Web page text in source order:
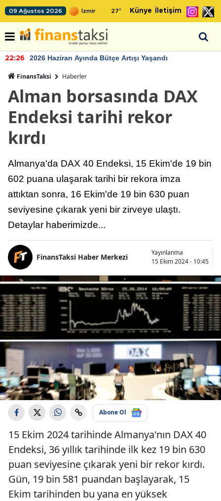
09 Ağustos 2026 27° Künye İletişim
22:26 2026 Haziran Ayında Bütçe Artışı Yaşandı
FinansTaksi Haberler
Alman borsasında DAX
Endeksi tarihi rekor
kırdı
Almanya'da DAX 40 Endeksi, 15 Ekim'de 19 bin
602 puana ulaşarak tarihi bir rekora imza
attıktan sonra, 16 Ekim'de 19 bin 630 puan
seviyesine çıkarak yeni bir zirveye ulaştı.
Detaylar haberimizde...
FinansTaksi Haber Merkezi
Yayınlanma
15 Ekim 2024 - 10:45
Abone Ol
15 Ekim 2024 tarihinde Almanya'nın DAX 40
Endeksi, 36 yıllık tarihinde ilk kez 19 bin 630
puan seviyesine çıkarak yeni bir rekor kırdı.
Gün, 19 bin 581 puandan başlayarak, 15
Ekim tarihinden bu yana en yüksek